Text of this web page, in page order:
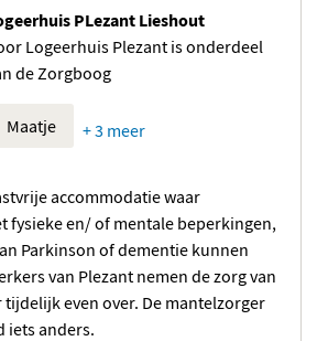
PLezant Lieshout
Logeerhuis Plezant is onderdeel
de Zorgboog
Maatje + 3 meer
accommodatie waar
fysieke en/ of mentale beperkingen,
Parkinson of dementie kunnen
van Plezant nemen de zorg van
even over. De mantelzorger
iets anders.